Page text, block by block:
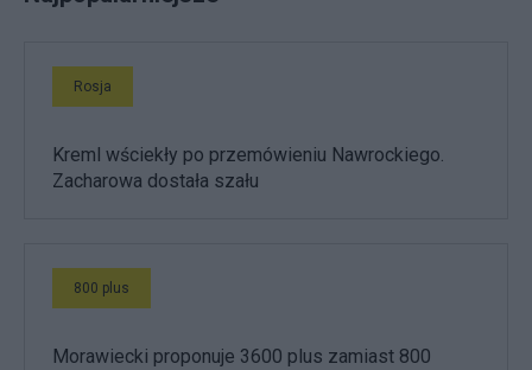
Rosja
Kreml wściekły po przemówieniu Nawrockiego.
Zacharowa dostała szału
800 plus
Morawiecki proponuje 3600 plus zamiast 800